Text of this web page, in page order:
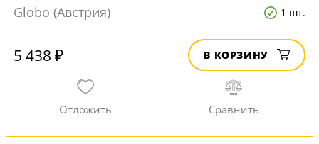
Globo (Австрия)
1 шт.
5 438 ₽ В КОРЗИНУ